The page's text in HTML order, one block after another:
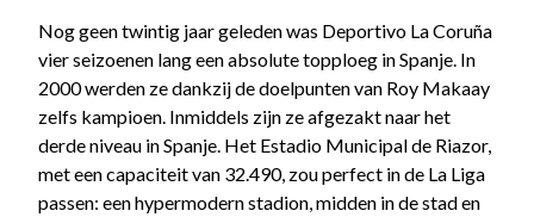
Nog geen twintig jaar geleden was Deportivo La Coruña
vier seizoenen lang een absolute topploeg in Spanje. In
2000 werden ze dankzij de doelpunten van Roy Makaay
zelfs kampioen. Inmiddels zijn ze afgezakt naar het
derde niveau in Spanje. Het Estadio Municipal de Riazor,
met een capaciteit van 32.490, zou perfect in de La Liga
passen: een hypermodern stadion, midden in de stad en